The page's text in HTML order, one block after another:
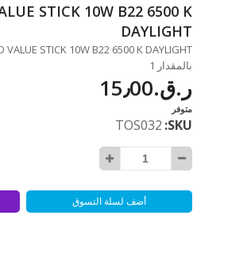
STICK 10W B22 6500 K
DAYLIGHT
بالمقدار 1
ر.ق.‏15٫00
متوفر
SKU
TOS032
أضف لسلة التسوق